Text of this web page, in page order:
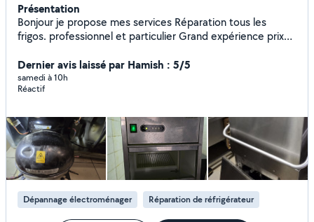
Présentation
Bonjour je propose mes services Réparation tous les
frigos. professionnel et particulier Grand expérience prix
Dernier avis laissé par Hamish : 5/5
samedi à 10h
Réactif
Dépannage électroménager Réparation de réfrigérateur